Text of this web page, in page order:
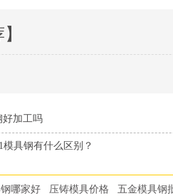
好加工吗
模具钢有什么区别？
哪家好 压铸模具价格 五金模具钢